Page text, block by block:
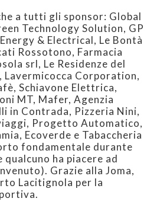
a tutti gli sponsor: Global
Technology Solution, GP
& Electrical, Le Bontà
Rossotono, Farmacia
srl, Le Residenze del
Lavermicocca Corporation,
Schiavone Elettrica,
MT, Mafer, Agenzia
in Contrada, Pizzeria Nini,
Progetto Automatico,
Ecoverde e Tabaccheria
fondamentale durante
ha piacere ad
Grazie alla Joma,
Lacitignola per la